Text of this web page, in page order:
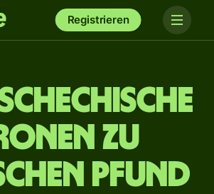
Registrieren
zu
Pfund